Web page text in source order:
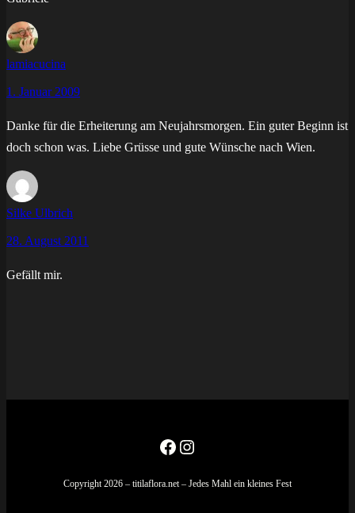
lamiacucina
1. Januar 2009
Danke für die Erheiterung am Neujahrsmorgen. Ein guter Beginn ist
doch schon was. Liebe Grüsse und gute Wünsche nach Wien.
Silke Ulbrich
28. August 2011
Gefällt mir.
Facebook
Instagram
Copyright 2026 – titilaflora.net – Jedes Mahl ein kleines Fest